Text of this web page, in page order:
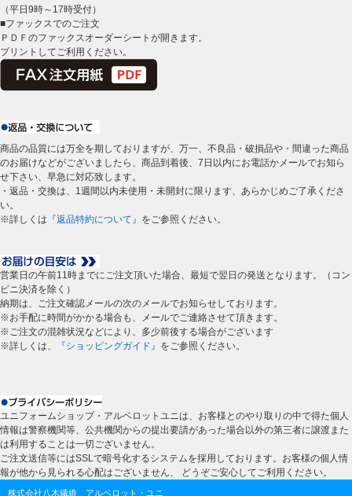
（平日9時～17時受付）
■ファックスでのご注文
ＰＤＦのファックスオーダーシートが開きます。
プリントしてご利用ください。
商品の品質には万全を期しておりますが、万一、不良品・破損品や・間違った商品
のお届けなどがございましたら、商品到着後、7日以内にお電話かメールでお知ら
せ下さい、早急に対応致します。
・返品・交換は、1週間以内未使用・未開封に限ります、あらかじめご了承くださ
い。
※詳しくは 『返品特約について』 をご参照ください。
営業日の午前11時までにご注文頂いた場合、最短で翌日の発送となります。（コン
ビニ決済を除く）
納期は、ご注文確認メールの次のメールでお知らせしております。
※お手配に時間がかかる場合も、メールでご連絡させて頂きます。
※ご注文の混雑状況などにより、多少前後する場合がございます
※詳しくは、
『ショッピングガイド』 をご参照ください。
ユニフォームショップ・アルベロットユニは、お客様とのやり取りの中で得た個人
情報は警察機関等、公共機関からの提出要請があった場合以外の第三者に譲渡また
は利用することは一切ございません。
ご注文送信等にはSSLで暗号化するシステムを採用しております。お客様の個人情
報が他から見られる心配はございません、 どうぞご安心してご利用ください。
株式会社八木繊維 アルベロット・ユニ